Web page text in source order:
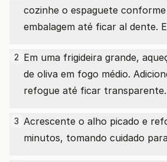
cozinhe o espaguete
embalagem até ficar al dente.
2 Em uma frigideira grande,
de oliva em fogo médio.
refogue até ficar transparente.
3 Acrescente o alho picado e
minutos, tomando cuidado